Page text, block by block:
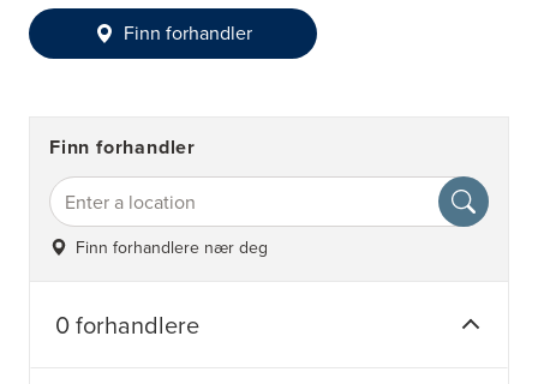
Finn forhandler
Finn forhandler
Finn forhandlere nær deg
0 forhandlere